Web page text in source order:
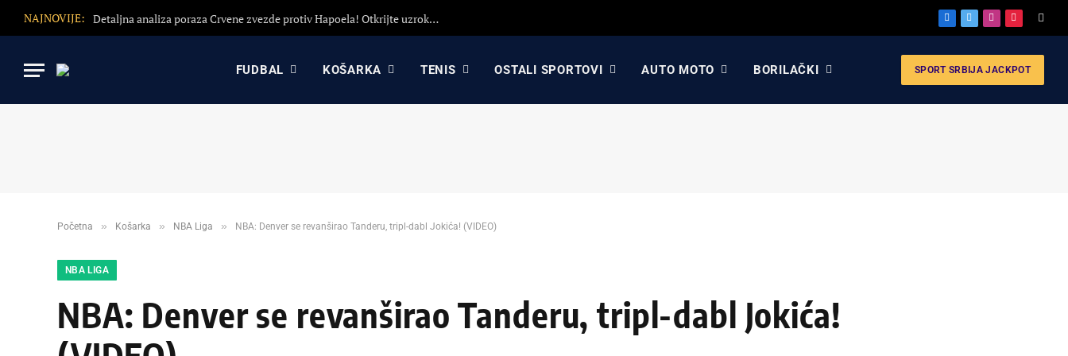
NAJNOVIJE: Detaljna analiza poraza Crvene zvezde protiv Hapoela! Otkrijte uzroke poraza, analizu odluka Dejana Stankovića i najavu revanša Facebook
X
Instagram
Pinterest
FUDBAL KOŠARKA TENIS OSTALI SPORTOVI AUTO MOTO BORILAČKI SPORT SRBIJA JACKPOT
Početna » Košarka » NBA Liga » NBA: Denver se revanširao Tanderu, tripl-dabl Jokića! (VIDEO)
NBA LIGA
NBA: Denver se revanširao Tanderu, tripl-dabl Jokića!